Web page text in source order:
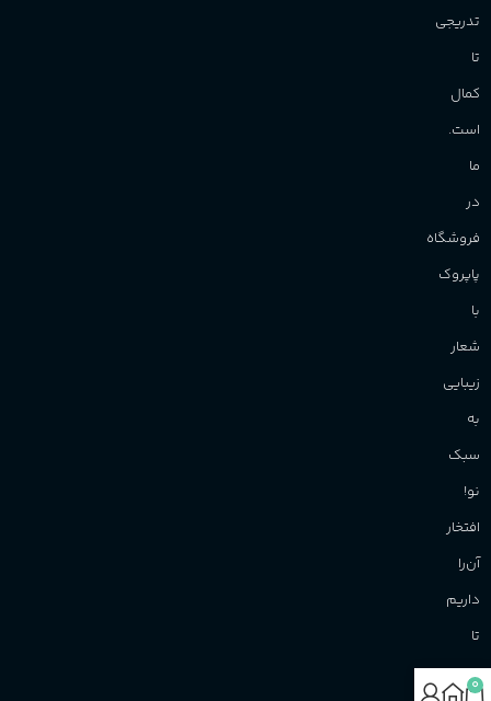
تدریجی
تا
کمال
است.
ما
در
فروشگاه
پاپروک
با
شعار
زیبایی
به
سبک
نو!
افتخار
آن‌را
داریم
تا
نوید
0